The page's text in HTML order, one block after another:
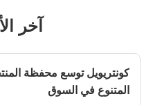
آخر
كونتريويل توسع محفظة
المتنوع في السوق